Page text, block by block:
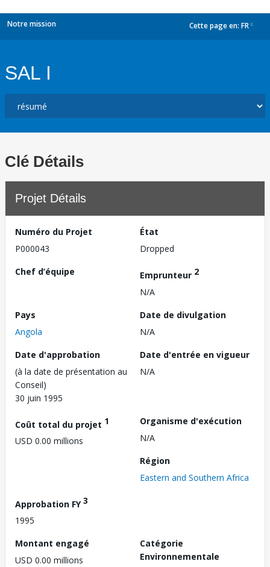
Notre mission Cette page en: FR
SAL I
Clé Détails
Projet Détails
Numéro du Projet
P000043
État
Dropped
Chef d’équipe
Emprunteur 2
N/A
Pays
Angola
Date de divulgation
N/A
Date d'approbation
(à la date de présentation au
Conseil)
30 juin 1995
Date d'entrée en vigueur
N/A
Coût total du projet 1
USD 0.00 millions
Organisme d'exécution
N/A
Région
Eastern and Southern Africa
Approbation FY3
1995
Montant engagé
USD 0.00 millions
Catégorie
Environnementale